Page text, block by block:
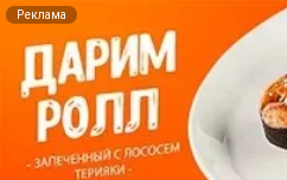
Реклама